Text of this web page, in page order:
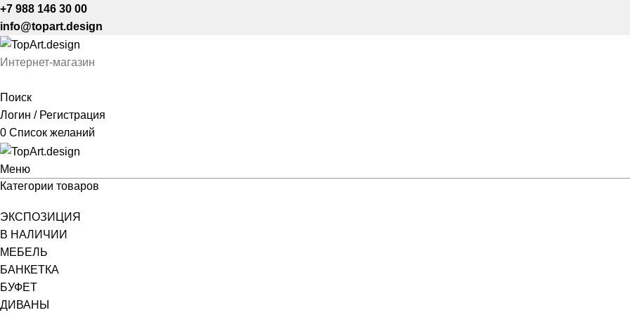
+7 988 146 30 00
info@topart.design
Интернет-магазин
Поиск
Логин / Регистрация
0 Список желаний
Меню
Категории товаров
ЭКСПОЗИЦИЯ
В НАЛИЧИИ
МЕБЕЛЬ
БАНКЕТКА
БУФЕТ
ДИВАНЫ